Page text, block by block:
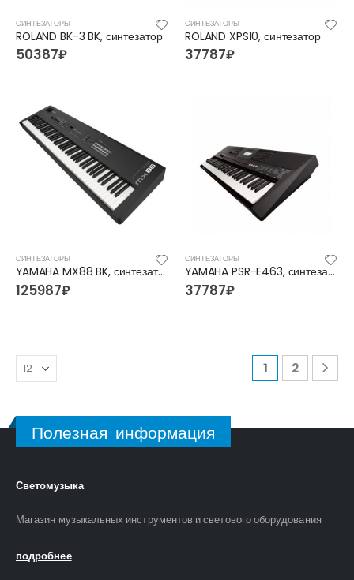
СИНТЕЗАТОРЫ
ROLAND BK-3 BK, синтезатор
50387₽
СИНТЕЗАТОРЫ
ROLAND XPS10, синтезатор
37787₽
СИНТЕЗАТОРЫ
YAMAHA MX88 BK, синтезатор
125987₽
СИНТЕЗАТОРЫ
YAMAHA PSR-E463, синтезатор
37787₽
1 2
Полезная информация
Светомузыка
Магазин музыкальных инструментов и светового оборудования
подробнее